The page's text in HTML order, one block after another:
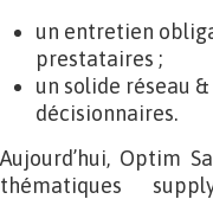
un entretien
prestataires ;
un solide réseau
décisionnaires.
Aujourd’hui, Optim
thématiques